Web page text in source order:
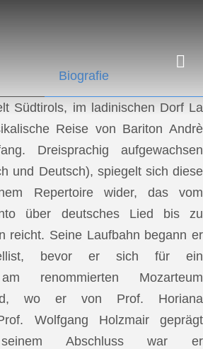
Biografie
Südtirols, im ladinischen Dorf La
Reise von Bariton Andrè
Dreisprachig aufgewachsen
und Deutsch), spiegelt sich diese
Repertoire wider, das vom
über deutsches Lied bis zu
reicht. Seine Laufbahn begann er
bevor er sich für ein
renommierten Mozarteum
wo er von Prof. Horiana
Wolfgang Holzmair geprägt
Abschluss war er